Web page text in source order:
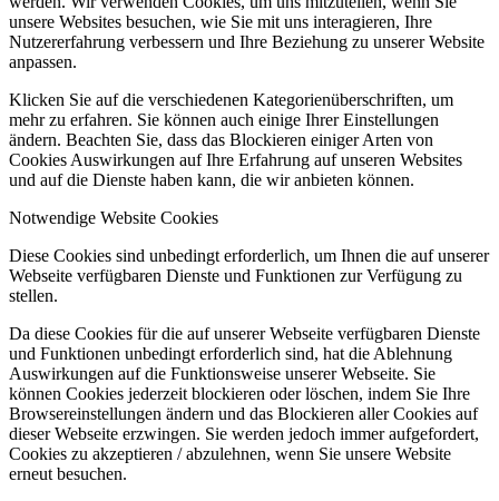
unsere Websites besuchen, wie Sie mit uns interagieren, Ihre
Nutzererfahrung verbessern und Ihre Beziehung zu unserer Website
anpassen.
Klicken Sie auf die verschiedenen Kategorienüberschriften, um
mehr zu erfahren. Sie können auch einige Ihrer Einstellungen
ändern. Beachten Sie, dass das Blockieren einiger Arten von
Cookies Auswirkungen auf Ihre Erfahrung auf unseren Websites
und auf die Dienste haben kann, die wir anbieten können.
Notwendige Website Cookies
Diese Cookies sind unbedingt erforderlich, um Ihnen die auf unserer
Webseite verfügbaren Dienste und Funktionen zur Verfügung zu
stellen.
Da diese Cookies für die auf unserer Webseite verfügbaren Dienste
und Funktionen unbedingt erforderlich sind, hat die Ablehnung
Auswirkungen auf die Funktionsweise unserer Webseite. Sie
können Cookies jederzeit blockieren oder löschen, indem Sie Ihre
Browsereinstellungen ändern und das Blockieren aller Cookies auf
dieser Webseite erzwingen. Sie werden jedoch immer aufgefordert,
Cookies zu akzeptieren / abzulehnen, wenn Sie unsere Website
erneut besuchen.